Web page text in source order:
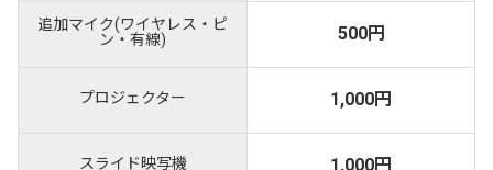
追加マイク(ワイヤレス・ピ
ン・有線)
500円
プロジェクター 1,000円
スライド映写機 1,000円